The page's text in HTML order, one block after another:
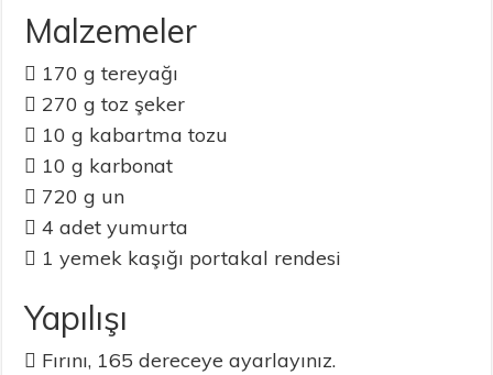
Malzemeler
 170 g tereyağı
 270 g toz şeker
 10 g kabartma tozu
 10 g karbonat
 720 g un
 4 adet yumurta
 1 yemek kaşığı portakal rendesi
Yapılışı
 Fırını, 165 dereceye ayarlayınız.